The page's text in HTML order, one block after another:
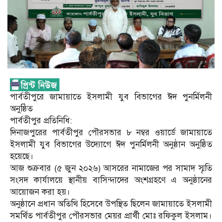
পার্বতীপুরে জামায়াতে ইসলামী যুব বিভাগের ঈদ পুনর্মিলনী
অনুষ্ঠিত
পার্বতীপুর প্রতিনিধি:
দিনাজপুরের পার্বতীপুর পৌরসভার ৮ নম্বর ওয়ার্ডে জামায়াতে
ইসলামী যুব বিভাগের উদ্যোগে ঈদ পুনর্মিলনী অনুষ্ঠান অনুষ্ঠিত
হয়েছে।
আজ শুক্রবার (৫ জুন ২০২৬) আসরের নামাজের পর সামাদ স্মৃতি
সংসদ কার্যালয়ে স্থানীয় বাসিন্দাদের অংশগ্রহণে এ অনুষ্ঠানের
আয়োজন করা হয়।
অনুষ্ঠানে প্রধান অতিথি হিসেবে উপস্থিত ছিলেন জামায়াতে ইসলামী
সমর্থিত পার্বতীপুর পৌরসভার মেয়র প্রার্থী মোঃ রফিকুল ইসলাম।